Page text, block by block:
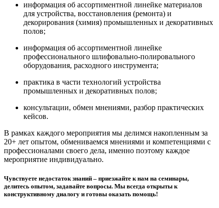
информация об ассортиментной линейке материалов
для устройства, восстановления (ремонта) и
декорирования (химия) промышленных и декоративных
полов;
информация об ассортиментной линейке
профессионального шлифовально-полировального
оборудования, расходного инструмента;
практика в части технологий устройства
промышленных и декоративных полов;
консультации, обмен мнениями, разбор практических
кейсов.
В рамках каждого мероприятия мы делимся накопленным за
20+ лет опытом, обмениваемся мнениями и компетенциями с
профессионалами своего дела, именно поэтому каждое
мероприятие индивидуально.
Чувствуете недостаток знаний – приезжайте к нам на семинары,
делитесь опытом, задавайте вопросы. Мы всегда открыты к
конструктивному диалогу и готовы оказать помощь!